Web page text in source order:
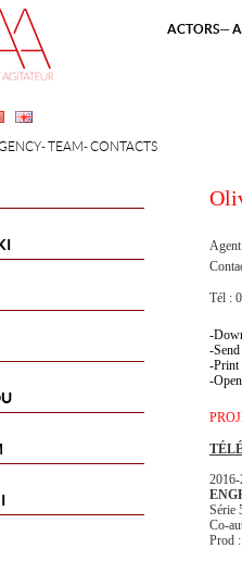
TEAM CONTACTS
ACTORS
Tél :
Print
Série
Co-
Prod